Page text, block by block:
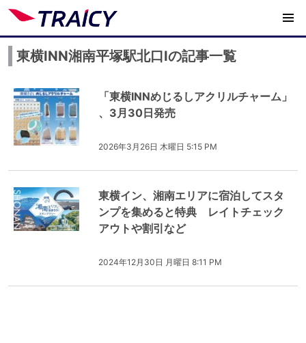
東横INN湘南平塚駅北口Ⅰの記事一覧
「東横INNめじるしアクリルチャーム」
、3月30日発売
2026年3月26日 木曜日 5:15 PM
東横イン、湘南エリアに宿泊してスタ
ンプを集めると特典 レイトチェック
アウトや割引など
2024年12月30日 月曜日 8:11 PM